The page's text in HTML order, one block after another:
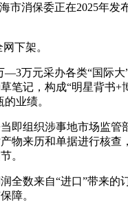
消保委正在2025年发
下架。
万元采办各类“国际大
笔记，构成“明星背书+
业绩。
即组织涉事地市场监管
物来历和单据进行核查
。
数来自“进口”带来的
障。